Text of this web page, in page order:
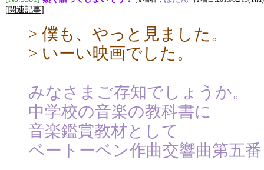
[関連記事]
> 僕も、やっと見ました。
> いーい映画でした。
みなさまご存知でしょうか。
中学校の音楽の教科書に
音楽鑑賞教材として
ベートーベン作曲交響曲第五